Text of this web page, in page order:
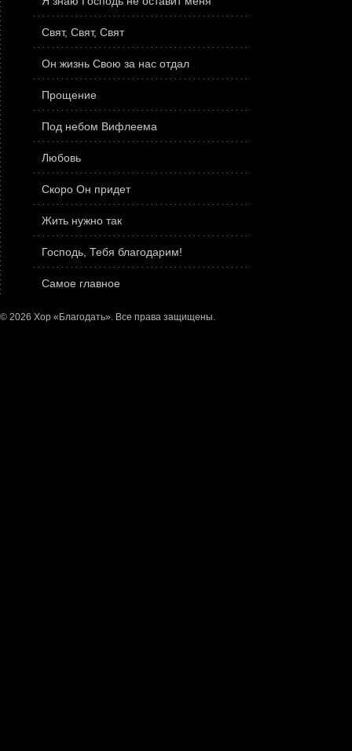
Свят, Свят, Свят
Он жизнь Свою за нас отдал
Прощение
Под небом Вифлеема
Любовь
Скоро Он придет
Жить нужно так
Господь, Тебя благодарим!
Самое главное
© 2026 Хор «Благодать». Все права защищены.